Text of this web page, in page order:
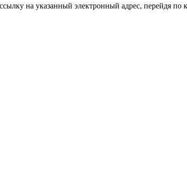
на указанный электронный адрес, перейдя по